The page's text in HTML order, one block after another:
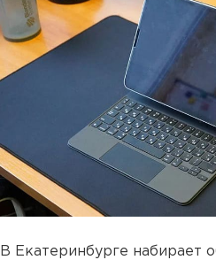
В Екатеринбурге набирает